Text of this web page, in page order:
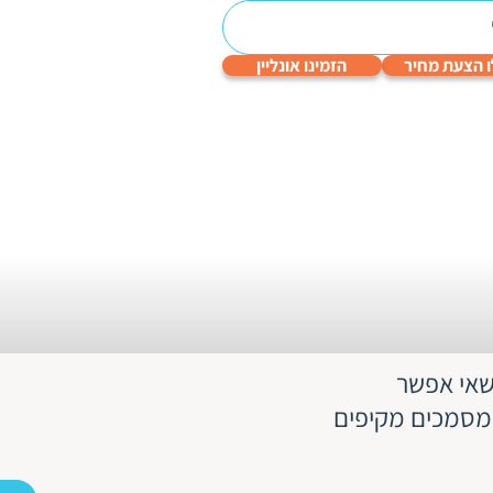
הצעת מחיר הזמינו אונליין
שאי אפשר
מקיפים